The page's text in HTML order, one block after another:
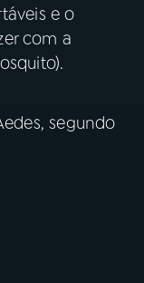
e o
com a
segundo